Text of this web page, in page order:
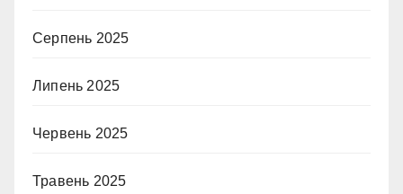
Серпень 2025
Липень 2025
Червень 2025
Травень 2025